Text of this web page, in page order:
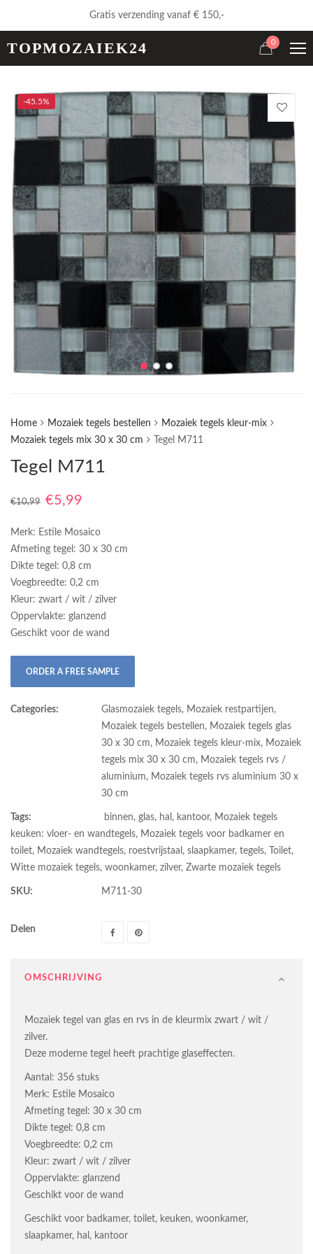
Gratis verzending vanaf € 150,-
TOPMOZAIEK24 0
-45.5%
Home Mozaiek tegels bestellen
Mozaiek tegels kleur-mix
Mozaiek tegels mix 30 x 30 cm
Tegel M711
Tegel M711
€10,99 €5,99
Merk: Estile Mosaico
Afmeting tegel: 30 x 30 cm
Dikte tegel: 0,8 cm
Voegbreedte: 0,2 cm
Kleur: zwart / wit / zilver
Oppervlakte: glanzend
Geschikt voor de wand
ORDER A FREE SAMPLE
Categories: Glasmozaiek tegels, Mozaiek restpartijen,
Mozaiek tegels bestellen, Mozaiek tegels glas
30 x 30 cm, Mozaiek tegels kleur-mix, Mozaiek
tegels mix 30 x 30 cm, Mozaiek tegels rvs /
aluminium, Mozaiek tegels rvs aluminium 30 x
30 cm
Tags: binnen, glas, hal , kantoor, Mozaiek tegels
keuken: vloer- en wandtegels, Mozaiek tegels voor badkamer en
toilet, Mozaiek wandtegels, roestvrijstaal , slaapkamer, tegels, Toilet,
Witte mozaiek tegels, woonkamer, zilver, Zwarte mozaiek tegels
SKU: M711-30
Delen
OMSCHRIJVING
Mozaiek tegel van glas en rvs in de kleurmix zwart / wit /
zilver.
Deze moderne tegel heeft prachtige glaseffecten.
Aantal: 356 stuks
Merk: Estile Mosaico
Afmeting tegel: 30 x 30 cm
Dikte tegel: 0,8 cm
Voegbreedte: 0,2 cm
Kleur: zwart / wit / zilver
Oppervlakte: glanzend
Geschikt voor de wand
Geschikt voor badkamer, toilet, keuken, woonkamer,
slaapkamer, hal, kantoor